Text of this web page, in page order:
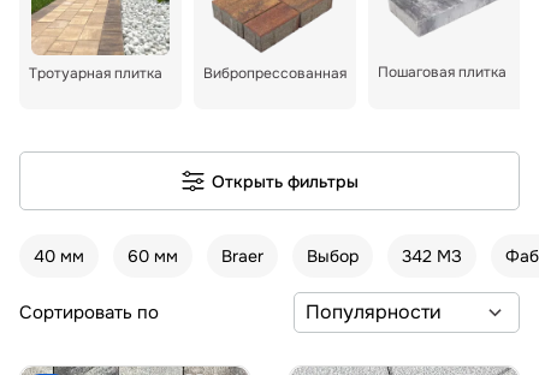
Тротуарная плитка Вибропрессованная Пошаговая плитка
Открыть фильтры
40 мм 60 мм Braer Выбор 342 МЗ
Сортировать по